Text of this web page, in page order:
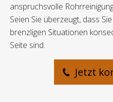
anspruchsvolle
Seien Sie überzeugt, dass
brenzligen Situationen
Seite sind.
Jetzt